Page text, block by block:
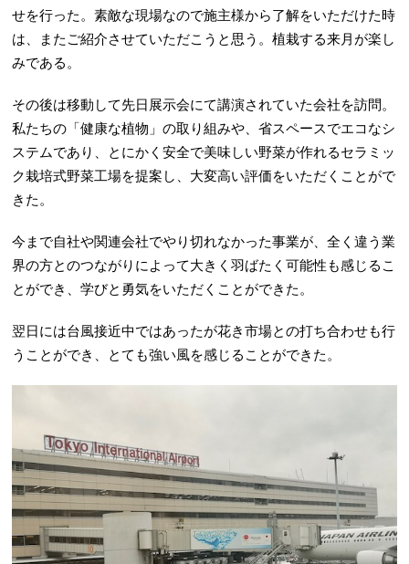
せを行った。素敵な現場なので施主様から了解をいただけた時
は、またご紹介させていただこうと思う。植栽する来月が楽し
みである。
その後は移動して先日展示会にて講演されていた会社を訪問。
私たちの「健康な植物」の取り組みや、省スペースでエコなシ
ステムであり、とにかく安全で美味しい野菜が作れるセラミッ
ク栽培式野菜工場を提案し、大変高い評価をいただくことがで
きた。
今まで自社や関連会社でやり切れなかった事業が、全く違う業
界の方とのつながりによって大きく羽ばたく可能性も感じるこ
とができ、学びと勇気をいただくことができた。
翌日には台風接近中ではあったが花き市場との打ち合わせも行
うことができ、とても強い風を感じることができた。